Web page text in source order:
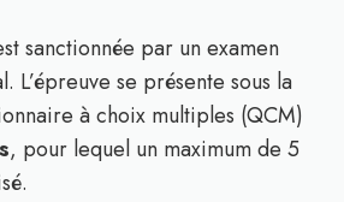
sanctionnée par un examen
L’épreuve se présente sous la
à choix multiples (QCM)
, pour lequel un maximum de 5